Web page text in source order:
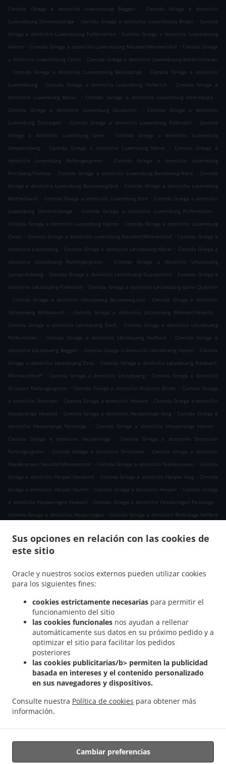
Sus opciones en relación con las cookies de
este sitio
Oracle y nuestros socios externos pueden utilizar cookies
para los siguientes fines:
cookies estrictamente necesarias para permitir el
funcionamiento del sitio
las cookies funcionales nos ayudan a rellenar
automáticamente sus datos en su próximo pedido y a
optimizar el sitio para facilitar los pedidos
posteriores
las cookies publicitarias/b> permiten la publicidad
basada en intereses y el contenido personalizado
en sus navegadores y dispositivos.
Consulte nuestra Política de cookies para obtener más
información.
Cambiar preferencias
Comida Griega a domicilio Luxembourg Beggen
.
Comida Griega a domicilio
Luxembourg Dommeldange . Comida Griega a domicilio Luxembourg Bridel . Comida
Griega a domicilio Luxembourg Polfermillen . Comida Griega a domicilio Luxembourg
Hamm . Comida Griega a domicilio Luxembourg Neudorf-Weimershof . Comida Griega
a domicilio Luxembourg Cents . Comida Griega a domicilio Luxembourg Kockelscheuer
. Comida Griega a domicilio Luxembourg Bereldange . Comida Griega a domicilio
Luxembourg
. Comida Griega a domicilio Luxemburg Hollerich . Comida Griega a
domicilio Luxemburg Belair
. Comida Griega a domicilio Luxemburg Ville-Haute
.
Comida Griega a domicilio Luxemburg Gasperich
.
Comida Griega a domicilio
Luxemburg Zessingen
. Comida Griega a domicilio Luxemburg Pafendall . Comida
Griega a domicilio Luxemburg Gare
.
Comida Griega a domicilio Luxemburg
Limpertsberg
. Comida Griega a domicilio Luxemburg Märel .
Comida Griega a
domicilio Luxemburg Rollengergronn
.
Comida Griega a domicilio Luxemburg
Kirchberg-Plateau . Comida Griega a domicilio Luxemburg Bonneweg-Nord . Comida
Griega a domicilio Luxemburg Bouneweg-Süd . Comida Griega a domicilio Luxemburg
Mühlenbach . Comida Griega a domicilio Luxemburg Eich . Comida Griega a domicilio
Luxemburg Dommeldange
. Comida Griega a domicilio Luxemburg Polfermillen
.
Comida Griega a domicilio Luxemburg Hamm . Comida Griega a domicilio Luxemburg
Cents . Comida Griega a domicilio Luxemburg Neudorf-Weimershof . Comida Griega a
domicilio Luxemburg . Comida Griega a domicilio Lëtzebuerg Märel . Comida Griega a
domicilio Lëtzebuerg Rollengergronn
.
Comida Griega a domicilio Lëtzebuerg
Lampertsbierg . Comida Griega a domicilio Lëtzebuerg Gaasperech . Comida Griega a
domicilio Lëtzebuerg Pafendall . Comida Griega a domicilio Lëtzebuerg Garer Quartier
. Comida Griega a domicilio Lëtzebuerg Bouneweg-Süd . Comida Griega a domicilio
Lëtzebuerg Millebaach
. Comida Griega a domicilio Lëtzebuerg Weimeschkierch
.
Comida Griega a domicilio Lëtzebuerg Eech . Comida Griega a domicilio Lëtzebuerg
Polfermillen
. Comida Griega a domicilio Lëtzebuerg Helftent . Comida Griega a
domicilio Lëtzebuerg Beggen . Comida Griega a domicilio Lëtzebuerg Hamm . Comida
Griega a domicilio Lëtzebuerg Zens . Comida Griega a domicilio Lëtzebuerg Neiduerf-
Weimeschhaff . Comida Griega a domicilio Lëtzebuerg . Comida Griega a domicilio
Strassen Rollengergronn . Comida Griega a domicilio Strassen Bridel . Comida Griega
a domicilio Strassen . Comida Griega a domicilio Howald . Comida Griega a domicilio
Hesperange Howald . Comida Griega a domicilio Hesperange Itzig . Comida Griega a
domicilio Hesperange Fentange
. Comida Griega a domicilio Hesperange Hamm
.
Comida Griega a domicilio Hesperange
.
Comida Griega a domicilio Stroossen
Rollengergronn
. Comida Griega a domicilio Stroossen . Comida Griega a domicilio
Niederanven Neudorf-Weimershof . Comida Griega a domicilio Niederanven . Comida
Griega a domicilio Hesper Houwald . Comida Griega a domicilio Hesper Izeg . Comida
Griega a domicilio Hesper Hamm . Comida Griega a domicilio Hesper . Comida Griega
a domicilio Hesperingen Howald . Comida Griega a domicilio Hesperingen Fentange .
Comida Griega a domicilio Hesperingen . Comida Griega a domicilio Bertrange Helfent
Cessange . Comida Griega a domicilio Leudelange Schlewenhof . Comida Griega a
domicilio Leudelange
Itzig
. Comida Griega a domicilio Bartreng Helfent . Comida Griega a domicilio
Leudelingen . Comida Griega a domicilio Fentange .
Comida Griega a domicilio
Kockelscheuer . Comida Griega a domicilio Kopstal Rollengergronn
domicilio Kopstal Bridel
. Comida Griega a domicilio Kopstal .
Comida Griega a
domicilio Koplescht Briddel . Comida Griega a domicilio Koplescht .
domicilio Bereldange . Comida Griega a domicilio Walfer
Walferdange Bereldange
Comida Griega a domicilio Walferdange Beggen . Comida
Griega a domicilio Walferdange Dommeldange
.
Comida Griega a domicilio
Bereldange . Comida Griega a domicilio L . Comida Griega a domicilio Nidderaanwen
domicilio. Ordena comida para llevar